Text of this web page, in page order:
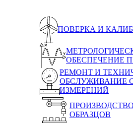
ПОВЕРКА И
ОБЕСПЕЧЕНИЕ
РЕМОНТ И
ОБСЛУЖИВАНИЕ
ИЗМЕРЕНИЙ
ОБРАЗЦОВ